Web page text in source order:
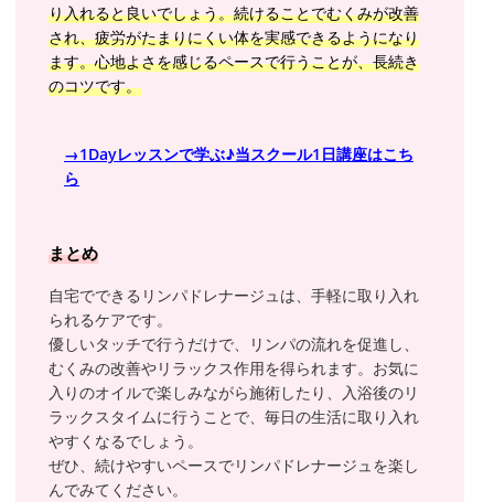
り入れると良いでしょう。続けることでむくみが改善
され、疲労がたまりにくい体を実感できるようになり
ます。心地よさを感じるペースで行うことが、長続き
のコツです。
→1Dayレッスンで学ぶ♪当スクール1日講座はこち
ら
まとめ
自宅でできるリンパドレナージュは、手軽に取り入れ
られるケアです。
優しいタッチで行うだけで、リンパの流れを促進し、
むくみの改善やリラックス作用を得られます。お気に
入りのオイルで楽しみながら施術したり、入浴後のリ
ラックスタイムに行うことで、毎日の生活に取り入れ
やすくなるでしょう。
ぜひ、続けやすいペースでリンパドレナージュを楽し
んでみてください。